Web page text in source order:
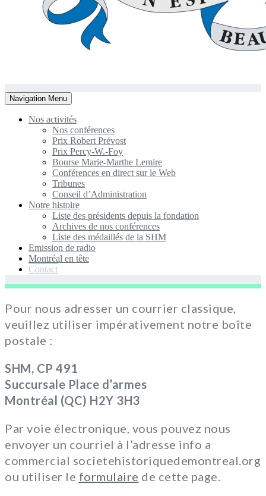
Toggle
navigation
Navigation Menu
Nos activités
Nos conférences
Prix Robert Prévost
Prix Percy-W.-Foy
Bourse Marie-Marthe Lemire
Conférences en direct sur le Web
Tribunes
Conseil d’Administration
Notre histoire
Liste des présidents depuis la fondation
Archives de nos conférences
Liste des médaillés de la SHM
Emission de radio
Montréal en tête
Contact
Pour nous adresser un courrier classique,
veuillez utiliser impérativement notre boîte
postale :
SHM, CP 491
Succursale Place d’armes
Montréal (QC) H2Y 3H3
Par voie électronique, vous pouvez nous
envoyer un courriel à l’adresse info a
commercial societehistoriquedemontreal.org
ou utiliser le formulaire de cette page.